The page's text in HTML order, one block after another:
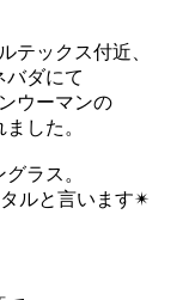
テックス付近、
バダにて
ウーマンの
した。
ラス。
ルと言います✴︎